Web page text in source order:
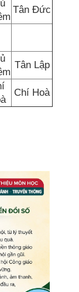
Tân Đức
Tân Lập
Chí Hoà